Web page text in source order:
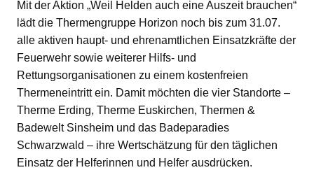
Mit der Aktion „Weil Helden auch eine Auszeit brauchen“
lädt die Thermengruppe Horizon noch bis zum 31.07.
alle aktiven haupt- und ehrenamtlichen Einsatzkräfte der
Feuerwehr sowie weiterer Hilfs- und
Rettungsorganisationen zu einem kostenfreien
Thermeneintritt ein. Damit möchten die vier Standorte –
Therme Erding, Therme Euskirchen, Thermen &
Badewelt Sinsheim und das Badeparadies
Schwarzwald – ihre Wertschätzung für den täglichen
Einsatz der Helferinnen und Helfer ausdrücken.